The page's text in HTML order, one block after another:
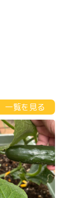
一覧を見る